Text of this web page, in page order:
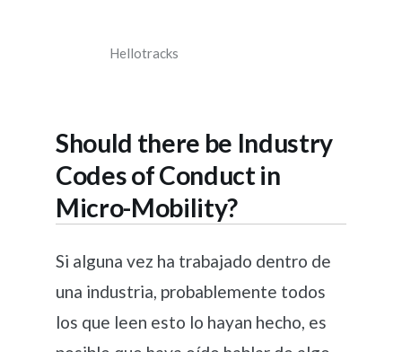
Hellotracks
Should there be Industry
Codes of Conduct in
Micro-Mobility?
Si alguna vez ha trabajado dentro de
una industria, probablemente todos
los que leen esto lo hayan hecho, es